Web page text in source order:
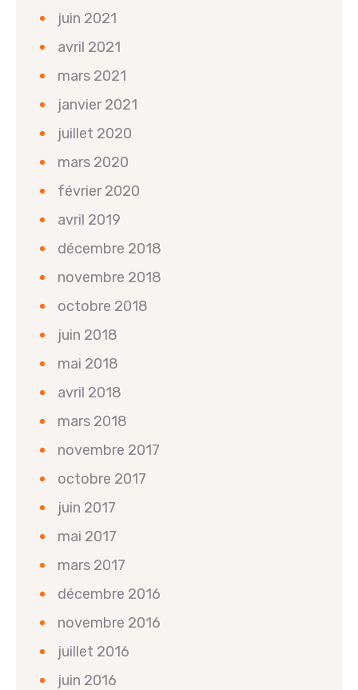
juin 2021
avril 2021
mars 2021
janvier 2021
juillet 2020
mars 2020
février 2020
avril 2019
décembre 2018
novembre 2018
octobre 2018
juin 2018
mai 2018
avril 2018
mars 2018
novembre 2017
octobre 2017
juin 2017
mai 2017
mars 2017
décembre 2016
novembre 2016
juillet 2016
juin 2016